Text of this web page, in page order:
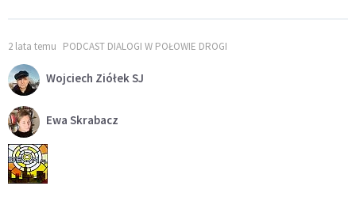
2 lata temu PODCAST DIALOGI W POŁOWIE DROGI
Wojciech Ziółek SJ
Ewa Skrabacz